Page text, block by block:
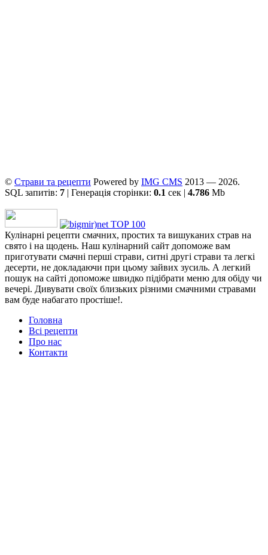
© Страви та рецепти Powered by ІMG CMS 2013 — 2026.
SQL запитів: 7 | Генерація сторінки: 0.1 сек | 4.786 Mb
Кулінарні рецепти смачних, простих та вишуканих страв на
свято і на щодень. Наш кулінарний сайт допоможе вам
приготувати смачні перші страви, ситні другі страви та легкі
десерти, не докладаючи при цьому зайвих зусиль. А легкий
пошук на сайті допоможе швидко підібрати меню для обіду чи
вечері. Дивувати своїх близьких різними смачними стравами
вам буде набагато простіше!.
Головна
Всі рецепти
Про нас
Контакти